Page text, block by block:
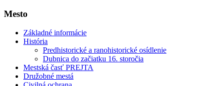
Mesto
Základné informácie
História
Predhistorické a ranohistorické osídlenie
Dubnica do začiatku 16. storočia
Mestská časť PREJTA
Družobné mestá